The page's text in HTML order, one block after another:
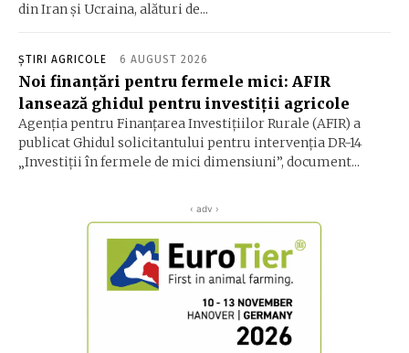
din Iran şi Ucraina, alături de...
ȘTIRI AGRICOLE 6 AUGUST 2026
Noi finanțări pentru fermele mici: AFIR
lansează ghidul pentru investiții agricole
Agenția pentru Finanțarea Investițiilor Rurale (AFIR) a
publicat Ghidul solicitantului pentru intervenția DR-14
„Investiții în fermele de mici dimensiuni”, document...
‹ adv ›